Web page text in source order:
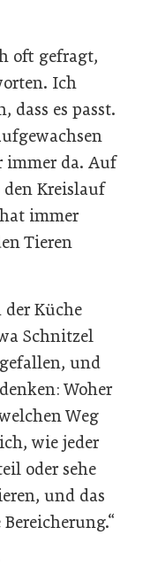
oft gefragt,
Ich
dass es passt.
immer da. Auf
Kreislauf
immer
Tieren
Küche
Schnitzel
und
Woher
Weg
wie jeder
oder sehe
und das